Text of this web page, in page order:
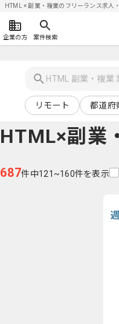
HTML × 副業・複業のフリーランス求人
企業の方 案件検索
リモート 都道府
HTML×副業
687件中121~160件を表示